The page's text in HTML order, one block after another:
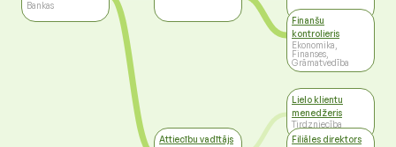
Bankas
Attiecību vadītājs
Finanšu
kontrolieris
Ekonomika,
Finanses,
Grāmatvedība
Lielo klientu
menedžeris
Tirdzniecība
Filiāles direktors